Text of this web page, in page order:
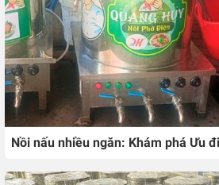
Nồi nấu nhiều ngăn: Khám phá Ưu